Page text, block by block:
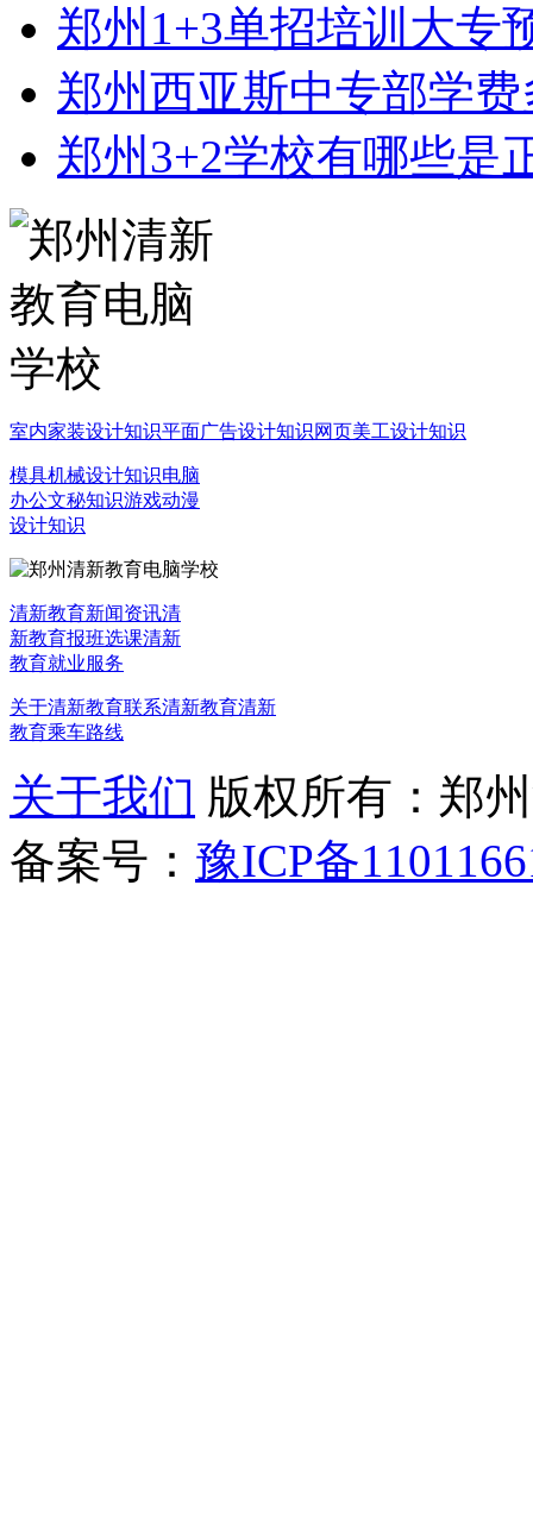
郑州1+3单招培训大专
郑州西亚斯中专部学
郑州3+2学校有哪些是
室内家装设计知识平面广告设计知识网页美工设计知识
模具机械设计知识电脑
办公文秘知识游戏动漫
设计知识
清新教育新闻资讯清
新教育报班选课清新
教育就业服务
关于清新教育联系清新教育清新
教育乘车路线
关于我们 版权所有：郑
备案号： 豫ICP备